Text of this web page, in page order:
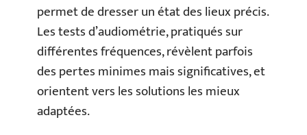
permet de dresser un état des lieux précis.
Les tests d’audiométrie, pratiqués sur
différentes fréquences, révèlent parfois
des pertes minimes mais significatives, et
orientent vers les solutions les mieux
adaptées.